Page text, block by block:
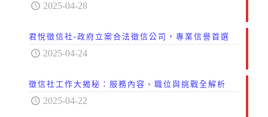
2025-04-28
君悅徵信社-政府立案合法徵信公司，專業信譽首選
2025-04-24
徵信社工作大揭秘：服務內容、職位與挑戰全解析
2025-04-22